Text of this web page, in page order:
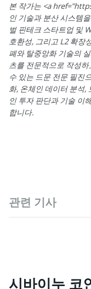
본 작가는 <a
인 기술과 분산 시스템
벌 핀테크 스타트업 및
호환성, 그리고 L2 확장
폐와 탈중앙화 기술의
츠를 전문적으로 작성
수 있는 드문 전문 필진
화, 온체인 데이터 분석,
인 투자 판단과 기술 이
합니다.
관련 기사
시바이누 코